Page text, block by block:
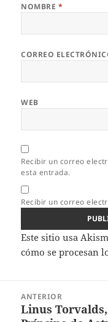
NOMBRE *
CORREO
WEB
Recibir un correo
esta entrada.
Recibir un correo
Este sitio usa
cómo se procesan
entradas
ANTERIOR
Entrada
Linus